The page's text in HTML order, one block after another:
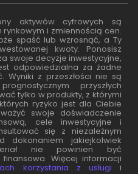
aktywów cyfrowych są
i zmiennością cen.
spaść lub wzrosnąć, a Ty
kwoty. Ponosisz
swoje decyzje inwestycyjne,
odpowiedzialna za żadne
Wyniki z przeszłości nie są
przyszłych
tylko w produkty, z którymi
ryzyko jest dla Ciebie
swoje doświadczenie
cele inwestycyjne i
się z niezależnym
dokonaniem jakiejkolwiek
nie powinien być
Więcej informacji
korzystania z usługi i